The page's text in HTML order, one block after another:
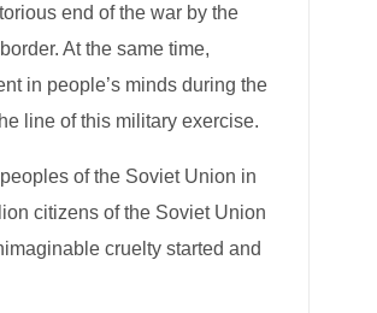
end of the war by the
At the same time,
in people’s minds during the
line of this military exercise.
of the Soviet Union in
citizens of the Soviet Union
cruelty started and